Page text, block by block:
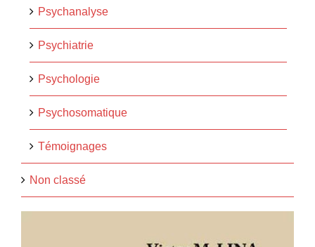
Psychanalyse
Psychiatrie
Psychologie
Psychosomatique
Témoignages
Non classé